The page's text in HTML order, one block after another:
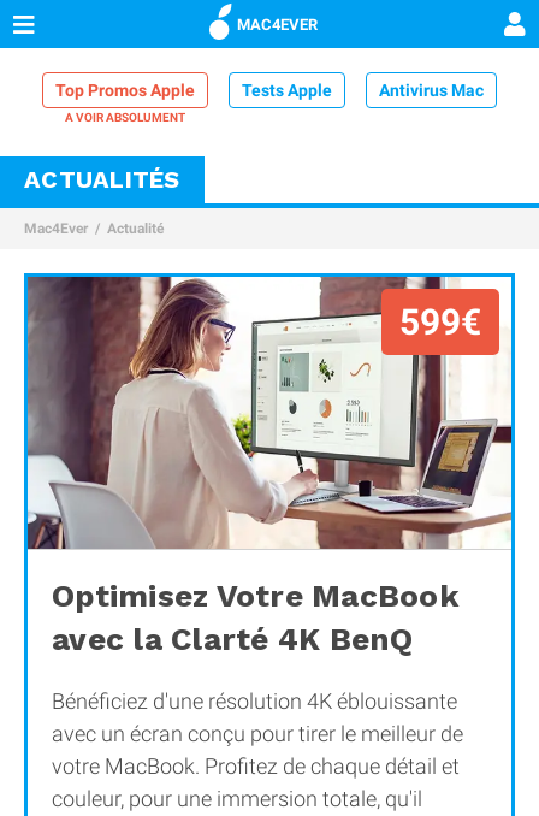
MAC4EVER
Top Promos Apple Tests Apple Antivirus Mac
Comparatif iPhone Dock Thunderbolt
ACTUALITÉS
Mac4Ever Actualité
599€
Optimisez Votre MacBook
avec la Clarté 4K BenQ
Bénéficiez d'une résolution 4K éblouissante
avec un écran conçu pour tirer le meilleur de
votre MacBook. Profitez de chaque détail et
couleur, pour une immersion totale, qu'il